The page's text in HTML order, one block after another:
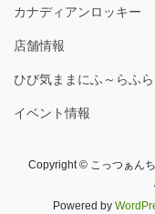
カナディアンロッキー
店舗情報
ひび気ままにふ～らふら
イベント情報
Copyright © こっつぁん
Powered by